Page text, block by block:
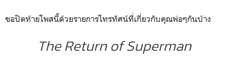
ขอปิดท้ายโพสนี้ด้วยรายการโทรทัศน์ที่เกี่ยวกับคุณพ่อๆกันบ้าง
The Return of Superman